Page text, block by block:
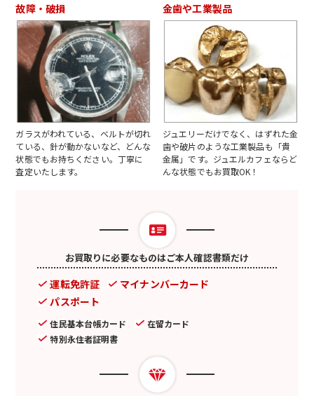
故障・破損
ガラスがわれている、ベルトが切れ
ている、針が動かないなど、どんな
状態でもお持ちください。丁寧に
査定いたします。
金歯や工業製品
ジュエリーだけでなく、はずれた金
歯や破片のような工業製品も「貴
金属」です。ジュエルカフェならど
んな状態でもお買取OK！
お買取りに必要なものはご本人確認書類だけ
運転免許証
マイナンバーカード
パスポート
住民基本台帳カード
在留カード
特別永住者証明書